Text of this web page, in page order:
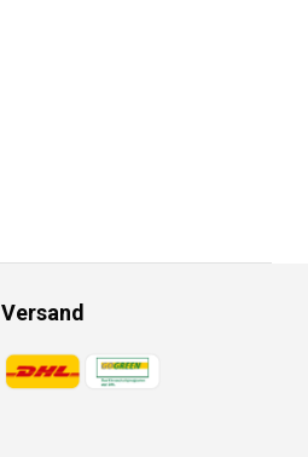
Versand
Zahlungsmethoden